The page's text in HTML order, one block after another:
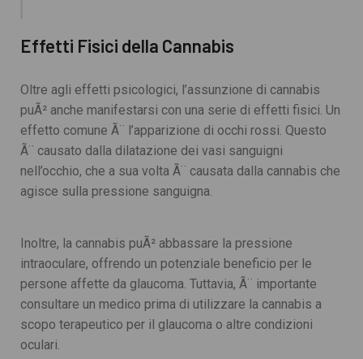
Effetti Fisici della Cannabis
Oltre agli effetti psicologici, l’assunzione di cannabis
puÃ² anche manifestarsi con una serie di effetti fisici. Un
effetto comune Ã¨ l’apparizione di occhi rossi. Questo
Ã¨ causato dalla dilatazione dei vasi sanguigni
nell’occhio, che a sua volta Ã¨ causata dalla cannabis che
agisce sulla pressione sanguigna.
Inoltre, la cannabis puÃ² abbassare la pressione
intraoculare, offrendo un potenziale beneficio per le
persone affette da glaucoma. Tuttavia, Ã¨ importante
consultare un medico prima di utilizzare la cannabis a
scopo terapeutico per il glaucoma o altre condizioni
oculari.